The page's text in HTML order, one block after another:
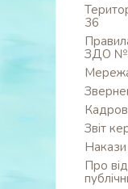
36
ЗДО
Звіт
Накази
Про